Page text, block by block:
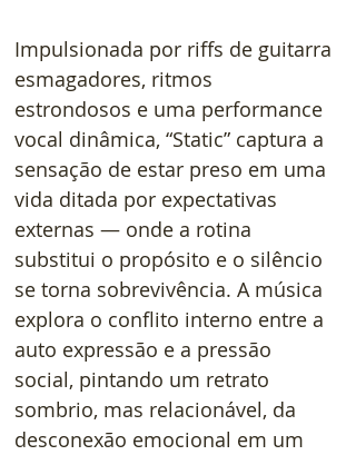
Impulsionada por riffs de guitarra
esmagadores, ritmos
estrondosos e uma performance
vocal dinâmica, “Static” captura a
sensação de estar preso em uma
vida ditada por expectativas
externas — onde a rotina
substitui o propósito e o silêncio
se torna sobrevivência. A música
explora o conflito interno entre a
auto expressão e a pressão
social, pintando um retrato
sombrio, mas relacionável, da
desconexão emocional em um